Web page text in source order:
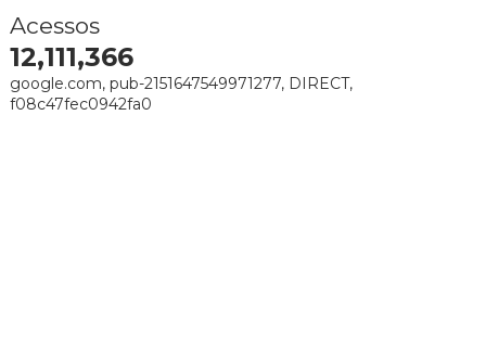
Acessos
12,111,366
google.com, pub-2151647549971277, DIRECT,
f08c47fec0942fa0